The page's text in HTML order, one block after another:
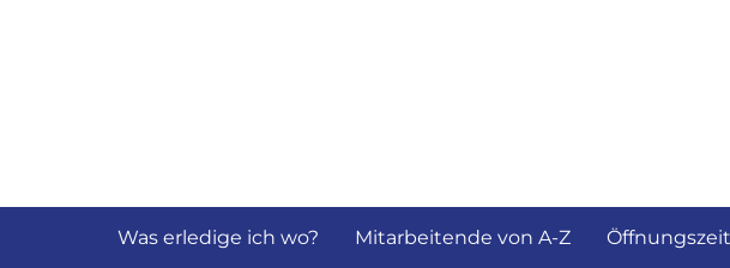
Was erledige ich wo? Mitarbeitende von A-Z